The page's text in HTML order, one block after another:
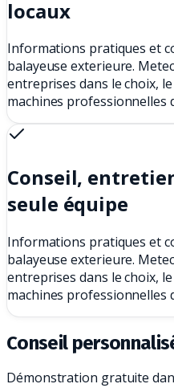
locaux
Informations pratiques et
balayeuse exterieure.
entreprises dans le choix,
machines professionnelles
Conseil,
seule équipe
Informations pratiques et
balayeuse exterieure.
entreprises dans le choix,
machines professionnelles
Conseil
Démonstration gratuite